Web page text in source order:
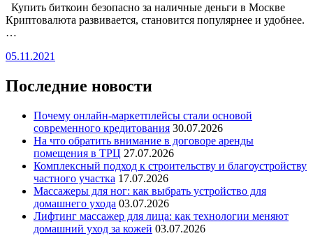
Купить биткоин безопасно за наличные деньги в Москве
Криптовалюта развивается, становится популярнее и удобнее.
…
05.11.2021
Последние новости
Почему онлайн-маркетплейсы стали основой
современного кредитования 30.07.2026
На что обратить внимание в договоре аренды
помещения в ТРЦ 27.07.2026
Комплексный подход к строительству и благоустройству
частного участка 17.07.2026
Массажеры для ног: как выбрать устройство для
домашнего ухода 03.07.2026
Лифтинг массажер для лица: как технологии меняют
домашний уход за кожей 03.07.2026